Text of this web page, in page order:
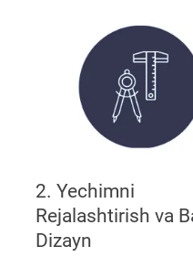
2. Yechimni
Rejalashtirish va
Dizayn